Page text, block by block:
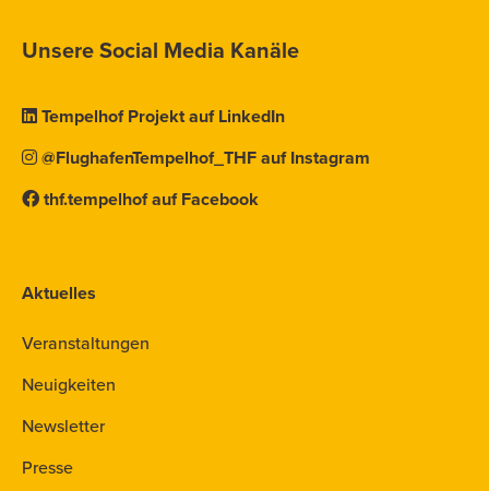
Unsere Social Media Kanäle
Tempelhof Projekt auf LinkedIn
@FlughafenTempelhof_THF auf Instagram
thf.tempelhof auf Facebook
Aktuelles
Veranstaltungen
Neuigkeiten
Newsletter
Presse